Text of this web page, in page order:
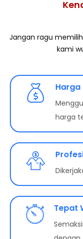
Jangan ragu
kami
Harga
harga
Tepat